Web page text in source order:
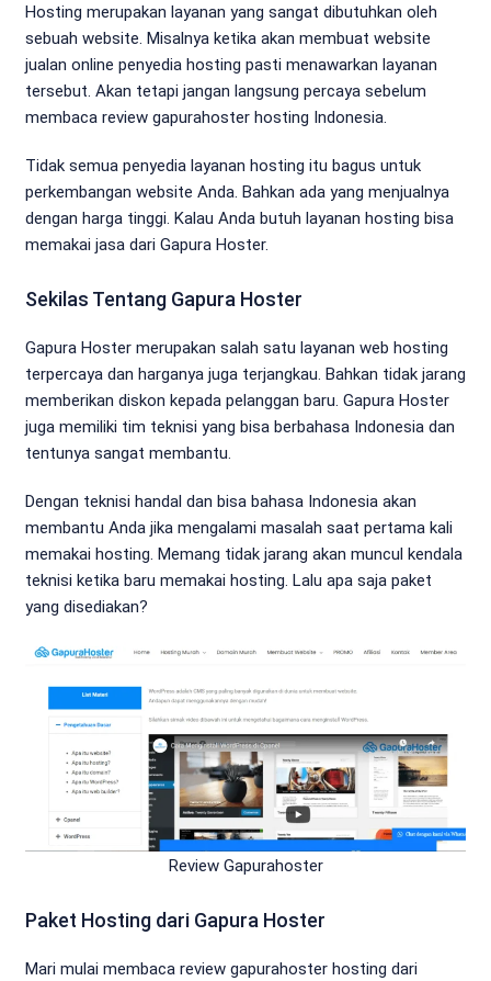
Hosting merupakan layanan yang sangat dibutuhkan oleh
sebuah website. Misalnya ketika akan membuat website
jualan online penyedia hosting pasti menawarkan layanan
tersebut. Akan tetapi jangan langsung percaya sebelum
membaca review gapurahoster hosting Indonesia.
Tidak semua penyedia layanan hosting itu bagus untuk
perkembangan website Anda. Bahkan ada yang menjualnya
dengan harga tinggi. Kalau Anda butuh layanan hosting bisa
memakai jasa dari Gapura Hoster.
Sekilas Tentang Gapura Hoster
Gapura Hoster merupakan salah satu layanan web hosting
terpercaya dan harganya juga terjangkau. Bahkan tidak jarang
memberikan diskon kepada pelanggan baru. Gapura Hoster
juga memiliki tim teknisi yang bisa berbahasa Indonesia dan
tentunya sangat membantu.
Dengan teknisi handal dan bisa bahasa Indonesia akan
membantu Anda jika mengalami masalah saat pertama kali
memakai hosting. Memang tidak jarang akan muncul kendala
teknisi ketika baru memakai hosting. Lalu apa saja paket
yang disediakan?
Review Gapurahoster
Paket Hosting dari Gapura Hoster
Mari mulai membaca review gapurahoster hosting dari